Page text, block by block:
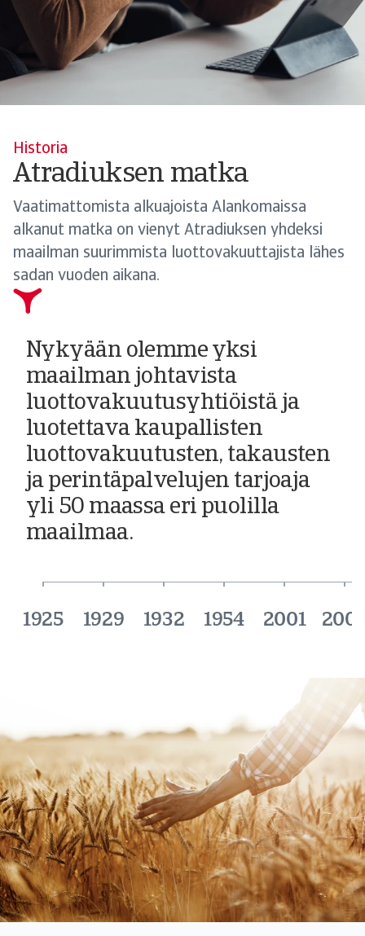
Historia
Atradiuksen matka
Vaatimattomista alkuajoista Alankomaissa
alkanut matka on vienyt Atradiuksen yhdeksi
maailman suurimmista luottovakuuttajista lähes
sadan vuoden aikana.
Nykyään olemme yksi
maailman johtavista
luottovakuutusyhtiöistä ja
luotettava kaupallisten
luottovakuutusten, takausten
ja perintäpalvelujen tarjoaja
yli 50 maassa eri puolilla
maailmaa.
1925 1929 1932 1954 2001